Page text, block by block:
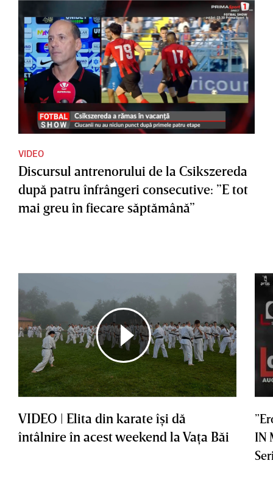
VIDEO
Discursul antrenorului de la Csikszereda
după patru înfrângeri consecutive: ”E tot
mai greu în fiecare săptămână”
VIDEO | Elita din karate îşi dă
întâlnire în acest weekend la Vaţa Băi
IN